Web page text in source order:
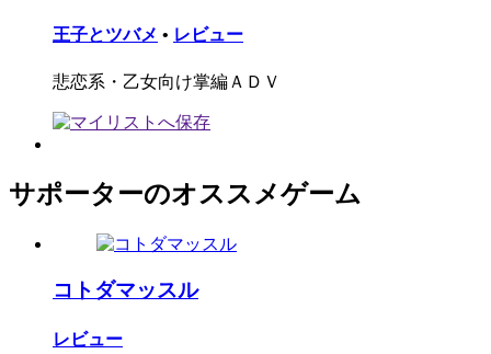
王子とツバメ • レビュー
悲恋系・乙女向け掌編ＡＤＶ
サポーターのオススメゲーム
コトダマッスル
レビュー